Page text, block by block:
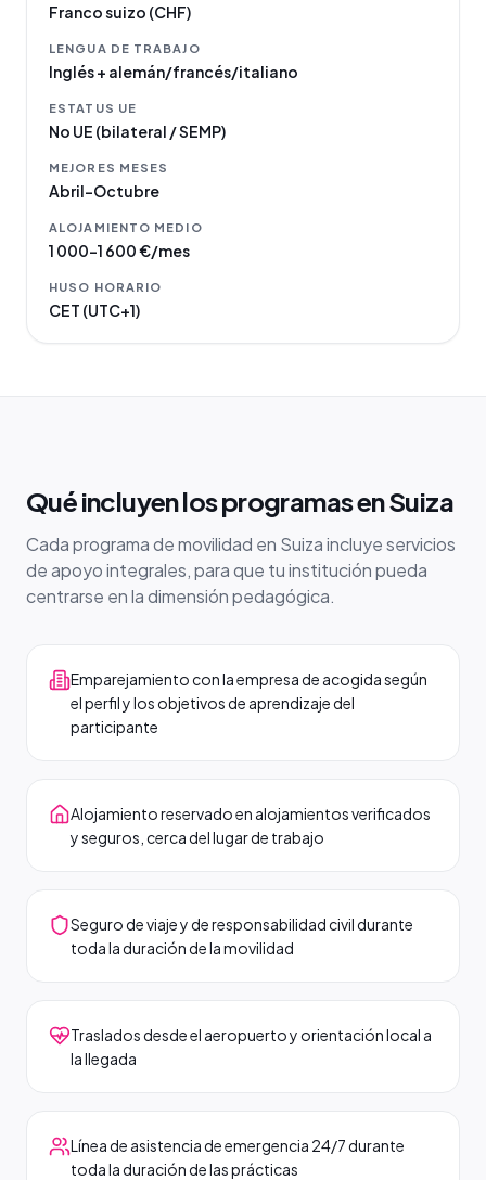
Franco suizo (CHF)
LENGUA DE TRABAJO
Inglés + alemán/francés/italiano
ESTATUS UE
No UE (bilateral / SEMP)
MEJORES MESES
Abril–Octubre
ALOJAMIENTO MEDIO
1 000–1 600 €/mes
HUSO HORARIO
CET (UTC+1)
Qué incluyen los programas en Suiza
Cada programa de movilidad en Suiza incluye servicios
de apoyo integrales, para que tu institución pueda
centrarse en la dimensión pedagógica.
Emparejamiento con la empresa de acogida según
el perfil y los objetivos de aprendizaje del
participante
Alojamiento reservado en alojamientos verificados
y seguros, cerca del lugar de trabajo
Seguro de viaje y de responsabilidad civil durante
toda la duración de la movilidad
Traslados desde el aeropuerto y orientación local a
la llegada
Línea de asistencia de emergencia 24/7 durante
toda la duración de las prácticas